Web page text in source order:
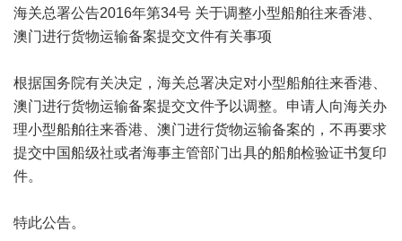
海关总署公告2016年第34号 关于调整小型船舶往来香港、
澳门进行货物运输备案提交文件有关事项
根据国务院有关决定，海关总署决定对小型船舶往来香港、
澳门进行货物运输备案提交文件予以调整。申请人向海关办
理小型船舶往来香港、澳门进行货物运输备案的，不再要求
提交中国船级社或者海事主管部门出具的船舶检验证书复印
件。
特此公告。